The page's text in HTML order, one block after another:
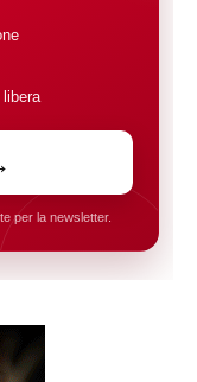
per la newsletter.